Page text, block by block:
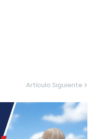
Artículo Siguiente